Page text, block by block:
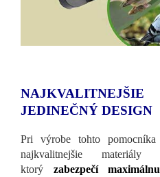
JEDINEČNÝ DESIGN
Pri výrobe tohto
najkvalitnejšie
ktorý zabezpečí